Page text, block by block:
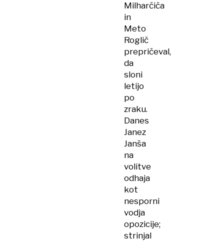
Milharčiča
in
Meto
Roglič
prepričeval,
da
sloni
letijo
po
zraku.
Danes
Janez
Janša
na
volitve
odhaja
kot
nesporni
vodja
opozicije;
strinjal